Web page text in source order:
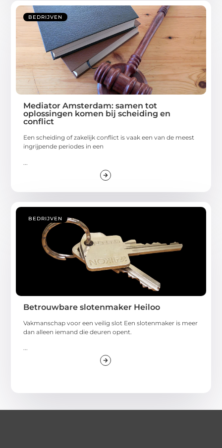
BEDRIJVEN
Mediator Amsterdam: samen tot
oplossingen komen bij scheiding en
conflict
Een scheiding of zakelijk conflict is vaak een van de meest
ingrijpende periodes in een
BEDRIJVEN
Betrouwbare slotenmaker Heiloo
Vakmanschap voor een veilig slot Een slotenmaker is meer
dan alleen iemand die deuren opent.